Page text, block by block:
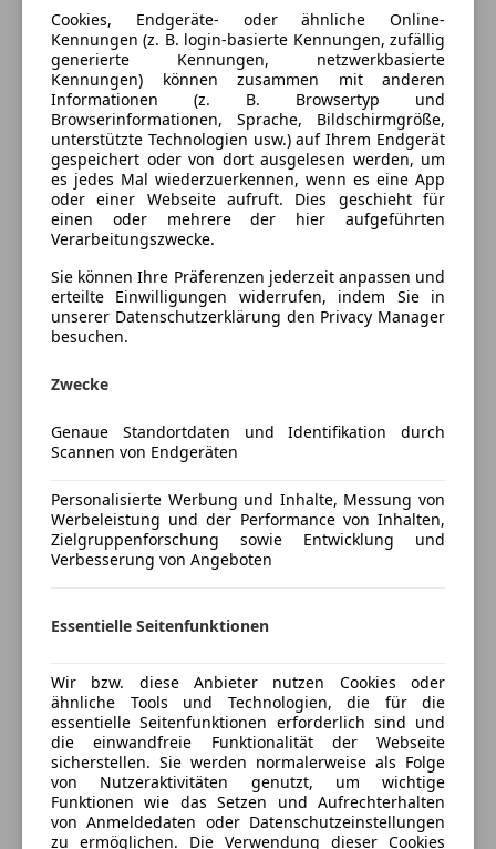
Einparkhilfe
Einparkhilfe Rückfahrkamera
Einparkhilfe Sensoren hinten
Einparkhilfe Sensoren vorne
Elektrische Seitenspiegel
Elektrische Sitze
Getönte Scheiben
Klimaautomatik
Lederlenkrad
Luftfederung
Multifunktionslenkrad
Navigationssystem
Schlüssellose Zentralverriegelung
teilb. Rücksitzbank
Tempomat
Unterhaltung/Media
Bluetooth
DAB-Radio
Soundsystem
W-Lan / Wifi Hotspot
Sicherheit
ABS
Airbag hinten
Beifahrerairbag
ESP
Lackierung
Metallic
Farbe der
Innenausstattung
Schwarz
Innenausstattung Alcantara
Fahrzeugbeschreibung
in 1A Zustand.
Bitte nur telefonische Anfragen.
Preisbewertung
Mehr anzeigen
Versicherung
Kfz-Versicherung
Versicherungsschutz an Ihre Bedürfnisse
Freischaden-Gutschein ab Stufe 0
Auto einfach online versichern & Rabatt holen
Jetzt berechnen
Cookies, Endgeräte- oder ähnliche Online-
Kennungen (z. B. login-basierte Kennungen, zufällig
generierte Kennungen, netzwerkbasierte
Kennungen) können zusammen mit anderen
Informationen (z. B. Browsertyp und
Browserinformationen, Sprache, Bildschirmgröße,
unterstützte Technologien usw.) auf Ihrem Endgerät
gespeichert oder von dort ausgelesen werden, um
es jedes Mal wiederzuerkennen, wenn es eine App
oder einer Webseite aufruft. Dies geschieht für
einen oder mehrere der hier aufgeführten
Verarbeitungszwecke.
Sie können Ihre Präferenzen jederzeit anpassen und
erteilte Einwilligungen widerrufen, indem Sie in
unserer Datenschutzerklärung den Privacy Manager
besuchen.
Zwecke
Genaue Standortdaten und Identifikation durch
Scannen von Endgeräten
Personalisierte Werbung und Inhalte, Messung von
Werbeleistung und der Performance von Inhalten,
Zielgruppenforschung sowie Entwicklung und
Verbesserung von Angeboten
Essentielle Seitenfunktionen
Wir bzw. diese Anbieter nutzen Cookies oder
ähnliche Tools und Technologien, die für die
essentielle Seitenfunktionen erforderlich sind und
die einwandfreie Funktionalität der Webseite
sicherstellen. Sie werden normalerweise als Folge
von Nutzeraktivitäten genutzt, um wichtige
Funktionen wie das Setzen und Aufrechterhalten
von Anmeldedaten oder Datenschutzeinstellungen
zu ermöglichen. Die Verwendung dieser Cookies